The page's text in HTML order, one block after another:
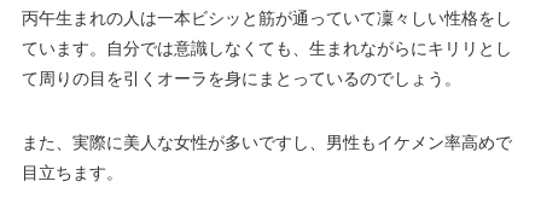
丙午生まれの人は一本ビシッと筋が通っていて凜々しい性格をし
ています。自分では意識しなくても、生まれながらにキリリとし
て周りの目を引くオーラを身にまとっているのでしょう。
また、実際に美人な女性が多いですし、男性もイケメン率高めで
目立ちます。